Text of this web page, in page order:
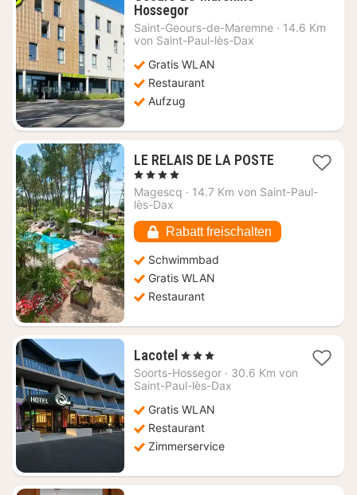
Hossegor1
Nacht
ab
€
Saint-Geours-de-Maremne · 14.6 Km
von Saint-Paul-lès-Dax
Gratis WLAN
Restaurant
Aufzug
LE RELAIS DE LA POSTE1
ab
, 4 Sterne
Magescq · 14.7 Km von Saint-Paul-
lès-Dax
Rabatt freischalten
Schwimmbad
Gratis WLAN
Restaurant
Lacotel 1
Nacht
ab
€
, 3 Sterne
Soorts-Hossegor · 30.6 Km von
Saint-Paul-lès-Dax
Gratis WLAN
Restaurant
Zimmerservice